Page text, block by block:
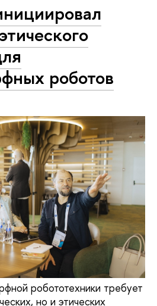
роботов
робототехники требует
но и этических